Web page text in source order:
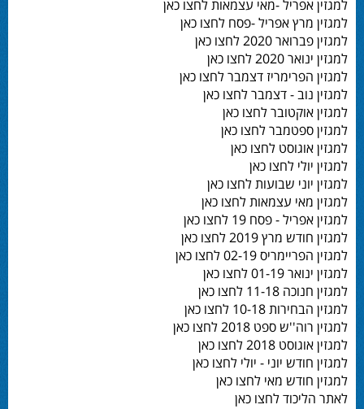
למגזין אפריל -מאי עצמאות לחצו כאן
למגזין מרץ אפריל -פסח לחצו כאן
למגזין פברואר 2020 לחצו כאן
למגזין ינואר 2020 לחצו כאן
למגזין הפרימריז דצמבר לחצו כאן
למגזין נוב - דצמבר לחצו כאן
למגזין אוקטובר לחצו כאן
למגזין ספטמבר לחצו כאן
למגזין אוגוסט לחצו כאן
למגזין יולי לחצו כאן
למגזין יוני שבועות לחצו כאן
למגזין מאי עצמאות לחצו כאן
למגזין אפריל - פסח 19 לחצו כאן
למגזין חודש מרץ 2019 לחצו כאן
למגזין הפריימריס 02-19 לחצו כאן
למגזין ינואר 01-19 לחצו כאן
למגזין חנוכה 11-18 לחצו כאן
למגזין הבחירות 10-18 לחצו כאן
למגזין רוה''ש ספט 2018 לחצו כאן
למגזין אוגוסט 2018 לחצו כאן
למגזין חודש יוני - יולי לחצו כאן
למגזין חודש מאי לחצו כאן
לאתר הליכוד לחצו כאן